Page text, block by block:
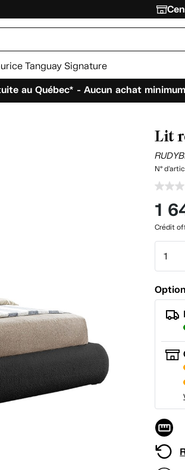
Tanguay Signature
au Québec* - Aucun achat
Lit
N°
1
Crédit